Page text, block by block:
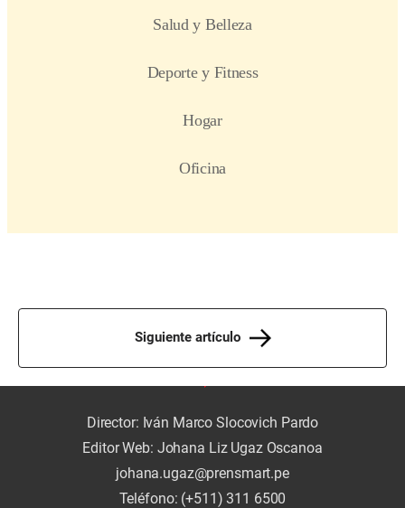
Siguiente artículo
Director: Iván Marco Slocovich Pardo
Editor Web: Johana Liz Ugaz Oscanoa
johana.ugaz@prensmart.pe
Teléfono: (+511) 311 6500